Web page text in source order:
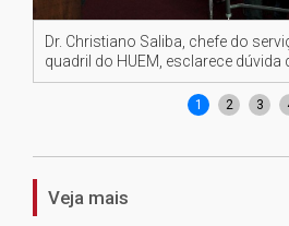
Dr. Christiano Saliba, chefe do
quadril do HUEM, esclarece dúvida
1 2 3
Veja mais